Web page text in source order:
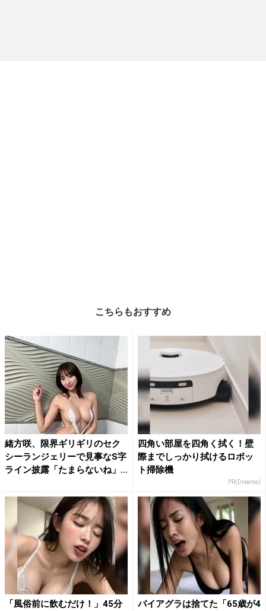
こちらもおすすめ
緒方咲、限界ギリギリのセク
シーランジェリーで見事なS字
ライン披露「たまらないね」...
四角い部屋を四角く拭く！壁
際までしっかり拭けるロボッ
ト掃除機
PR(Dreame)
「風俗前に飲むだけ！」45分
バイアグラは捨てた「65歳が4